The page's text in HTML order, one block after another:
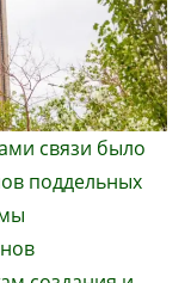
связи было
поддельных